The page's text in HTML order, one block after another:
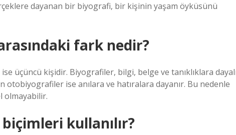
dayanan bir biyografi, bir kişinin yaşam öyküsünü
fark nedir?
üçüncü kişidir. Biyografiler, bilgi, belge ve tanıklıklara
otobiyografiler ise anılara ve hatıralara dayanır. Bu nedenle
olmayabilir.
kullanılır?